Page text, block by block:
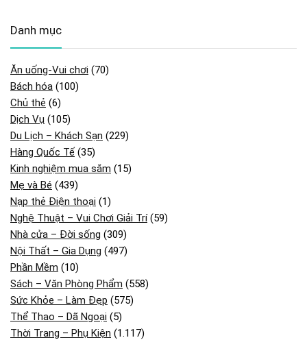
Danh mục
Ăn uống-Vui chơi (70)
Bách hóa (100)
Chủ thẻ (6)
Dịch Vụ (105)
Du Lịch – Khách Sạn (229)
Hàng Quốc Tế (35)
Kinh nghiệm mua sắm (15)
Mẹ và Bé (439)
Nạp thẻ Điện thoại (1)
Nghệ Thuật – Vui Chơi Giải Trí(59)
Nhà cửa – Đời sống (309)
Nội Thất – Gia Dụng (497)
Phần Mềm (10)
Sách – Văn Phòng Phẩm (558)
Sức Khỏe – Làm Đẹp (575)
Thể Thao – Dã Ngoại (5)
Thời Trang – Phụ Kiện (1.117)